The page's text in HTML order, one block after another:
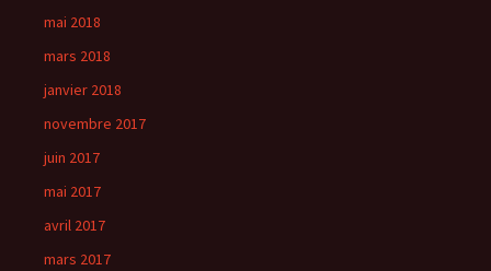
mai 2018
mars 2018
janvier 2018
novembre 2017
juin 2017
mai 2017
avril 2017
mars 2017